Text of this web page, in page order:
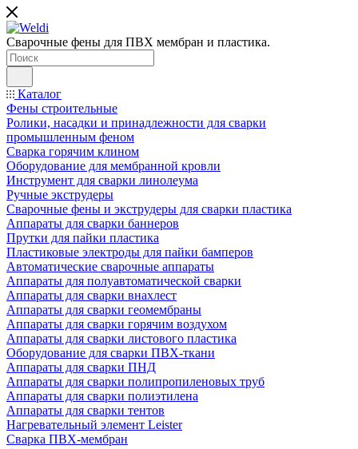
Сварочные фены для ПВХ мембран и пластика.
Каталог
Фены строительные
Ролики, насадки и принадлежности для сварки
промышленным феном
Сварка горячим клином
Оборудование для мембранной кровли
Инструмент для сварки линолеума
Ручные экструдеры
Сварочные фены и экструдеры для сварки пластика
Аппараты для сварки баннеров
Прутки для пайки пластика
Пластиковые электроды для пайки бамперов
Автоматические сварочные аппараты
Аппараты для полуавтоматической сварки
Аппараты для сварки внахлест
Аппараты для сварки геомембраны
Аппараты для сварки горячим воздухом
Аппараты для сварки листового пластика
Оборудование для сварки ПВХ-ткани
Аппараты для сварки ПНД
Аппараты для сварки полипропиленовых труб
Аппараты для сварки полиэтилена
Аппараты для сварки тентов
Нагревательный элемент Leister
Сварка ПВХ-мембран